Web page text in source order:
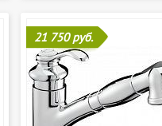
21 750 руб.